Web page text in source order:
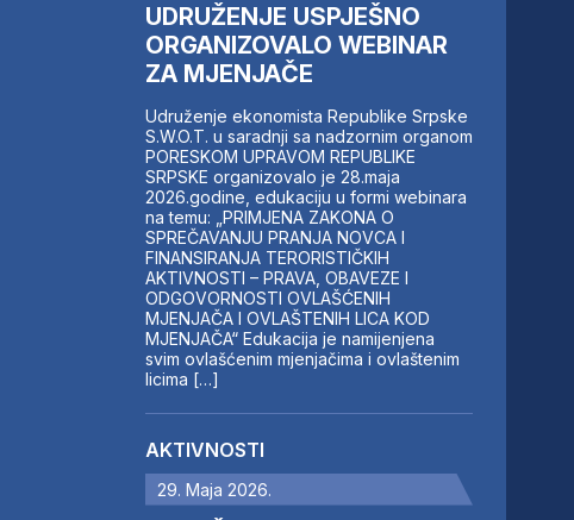
UDRUŽENJE USPJEŠNO
ORGANIZOVALO WEBINAR
ZA MJENJAČE
Udruženje ekonomista Republike Srpske
S.W.O.T. u saradnji sa nadzornim organom
PORESKOM UPRAVOM REPUBLIKE
SRPSKE organizovalo je 28.maja
2026.godine, edukaciju u formi webinara
na temu: „PRIMJENA ZAKONA O
SPREČAVANJU PRANJA NOVCA I
FINANSIRANJA TERORISTIČKIH
AKTIVNOSTI – PRAVA, OBAVEZE I
ODGOVORNOSTI OVLAŠĆENIH
MJENJAČA I OVLAŠTENIH LICA KOD
MJENJAČA“ Edukacija je namijenjena
svim ovlašćenim mjenjačima i ovlaštenim
licima […]
AKTIVNOSTI
29. Maja 2026.